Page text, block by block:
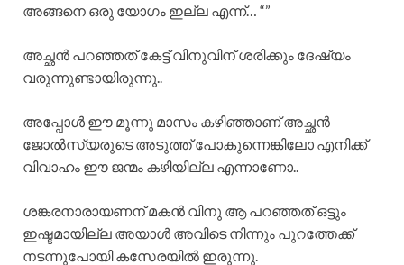
അങ്ങനെ ഒരു യോഗം ഇല്ല എന്ന്… “”
അച്ഛൻ പറഞ്ഞത് കേട്ട് വിനുവിന് ശരിക്കും ദേഷ്യം
വരുന്നുണ്ടായിരുന്നു..
അപ്പോൾ ഈ മൂന്നു മാസം കഴിഞ്ഞാണ് അച്ഛൻ
ജോൽസ്യരുടെ അടുത്ത് പോകുന്നെങ്കിലോ എനിക്ക്
വിവാഹം ഈ ജന്മം കഴിയില്ല എന്നാണോ..
ശങ്കരനാരായണന് മകൻ വിനു ആ പറഞ്ഞത് ഒട്ടും
ഇഷ്ടമായില്ല അയാൾ അവിടെ നിന്നും പുറത്തേക്ക്
നടന്നുപോയി കസേരയിൽ ഇരുന്നു.